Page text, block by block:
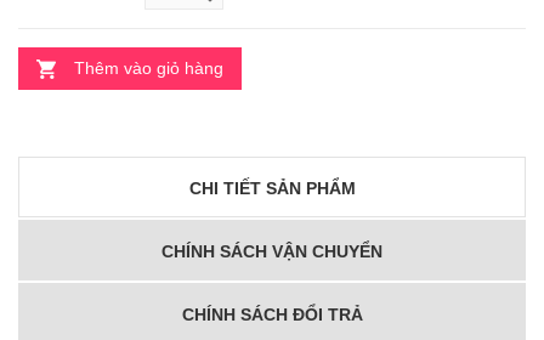
Thêm vào giỏ hàng
CHI TIẾT SẢN PHẨM
CHÍNH SÁCH VẬN CHUYỂN
CHÍNH SÁCH ĐỔI TRẢ